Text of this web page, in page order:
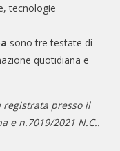
tecnologie
sono tre testate di
quotidiana e
presso il
e n.7019/2021 N.C..